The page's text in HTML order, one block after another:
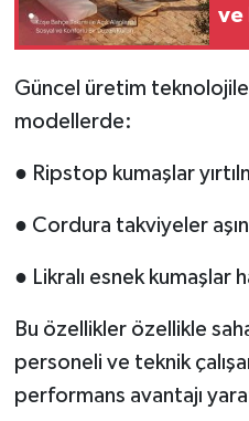
ve
Güncel üretim
modellerde:
● Ripstop kumaşlar
● Cordura takviyeler
● Likralı esnek kumaşlar
Bu özellikler özellikle
personeli ve teknik
performans avantajı